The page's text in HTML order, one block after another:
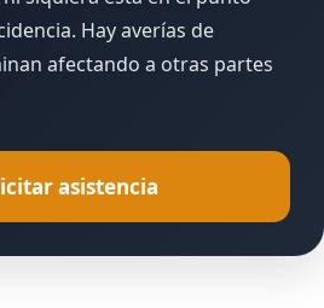
Hay averías de
afectando a otras partes
asistencia